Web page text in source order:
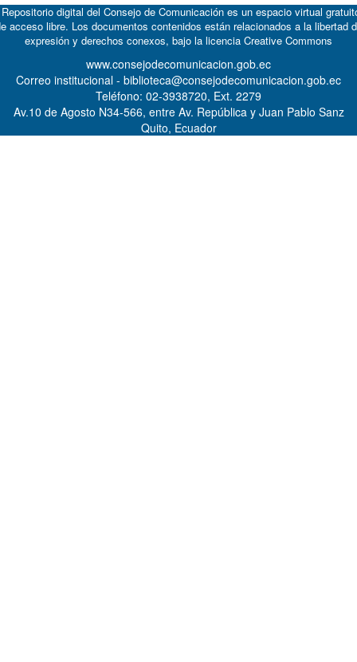
digital del Consejo de Comunicación es un espacio virtual
acceso libre. Los documentos contenidos están relacionados a la libertad
expresión y derechos conexos, bajo la licencia Creative Commons
www.consejodecomunicacion.gob.ec
Correo institucional - biblioteca@consejodecomunicacion.gob.ec
Teléfono: 02-3938720, Ext. 2279
Av.10 de Agosto N34-566, entre Av. República y Juan Pablo Sanz
Quito, Ecuador